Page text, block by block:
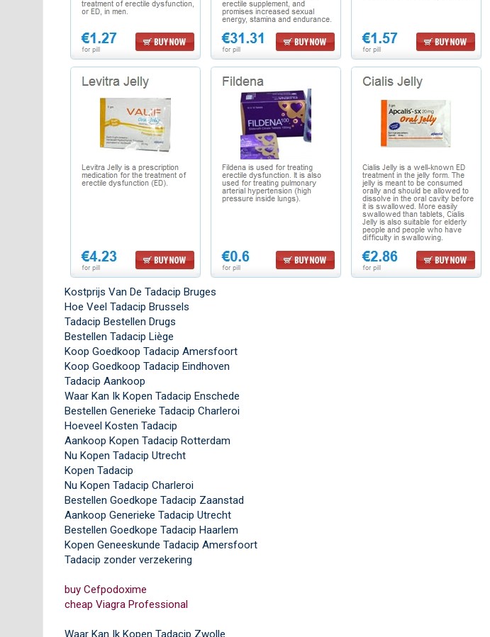
Kostprijs Van De Tadacip Bruges
Hoe Veel Tadacip Brussels
Tadacip Bestellen Drugs
Bestellen Tadacip Liège
Koop Goedkoop Tadacip Amersfoort
Koop Goedkoop Tadacip Eindhoven
Tadacip Aankoop
Waar Kan Ik Kopen Tadacip Enschede
Bestellen Generieke Tadacip Charleroi
Hoeveel Kosten Tadacip
Aankoop Kopen Tadacip Rotterdam
Nu Kopen Tadacip Utrecht
Kopen Tadacip
Nu Kopen Tadacip Charleroi
Bestellen Goedkope Tadacip Zaanstad
Aankoop Generieke Tadacip Utrecht
Bestellen Goedkope Tadacip Haarlem
Kopen Geneeskunde Tadacip Amersfoort
Tadacip zonder verzekering
buy Cefpodoxime
cheap Viagra Professional
Waar Kan Ik Kopen Tadacip Zwolle